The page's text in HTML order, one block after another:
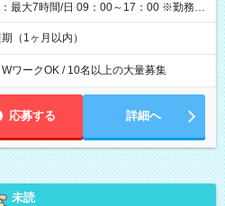
最大7時間/日 09：00～17：00 ※勤務時
ります。
（1ヶ月以内）
ワークOK / 10名以上の大量募集
応募する 詳細へ
未読